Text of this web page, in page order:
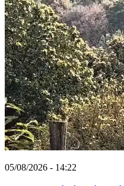
05/08/2026 - 14:22